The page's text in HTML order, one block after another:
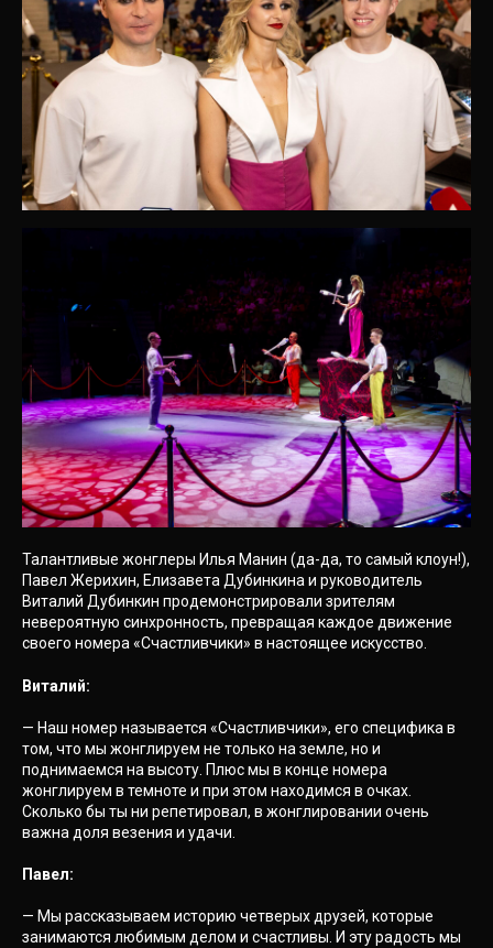
Талантливые жонглеры Илья Манин (да-да, то самый клоун!),
Павел Жерихин, Елизавета Дубинкина и руководитель
Виталий Дубинкин продемонстрировали зрителям
невероятную синхронность, превращая каждое движение
своего номера «Счастливчики» в настоящее искусство.
Виталий:
— Наш номер называется «Счастливчики», его специфика в
том, что мы жонглируем не только на земле, но и
поднимаемся на высоту. Плюс мы в конце номера
жонглируем в темноте и при этом находимся в очках.
Сколько бы ты ни репетировал, в жонглировании очень
важна доля везения и удачи.
Павел:
— Мы рассказываем историю четверых друзей, которые
занимаются любимым делом и счастливы. И эту радость мы